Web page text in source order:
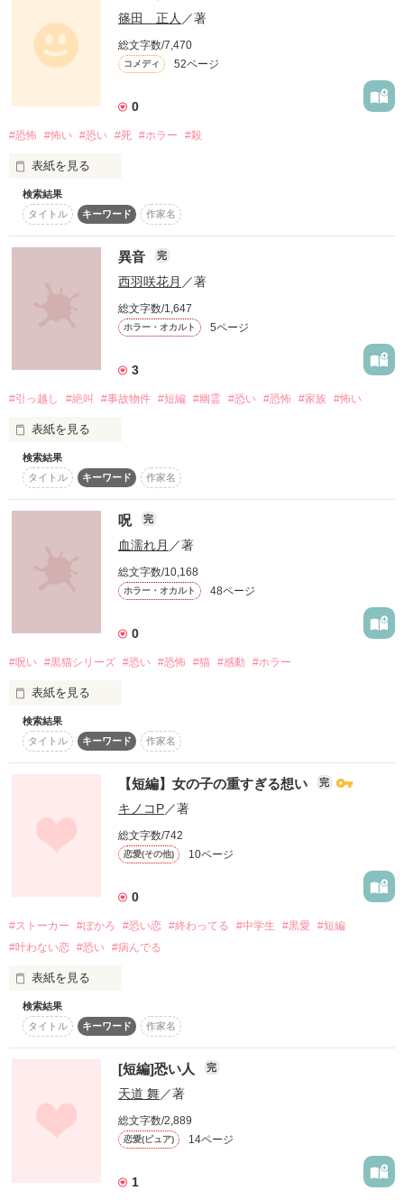
作品を読む
随時更新中 篠田 正人 ／著
総文字数/7,470
コメディ 52ページ
0
#恐怖 #怖い #恐い #死 #ホラー #殺
表紙を見る
東日本旅客鉄道が運営する鉄道路線なのだが
品川駅を基点に支部や新宿池袋駅を経由して北区の田端駅を結
ぶ全長２０．６ｋｍの鉄道路線の名称なのだが
まあ、それが史上最強って全くもって意味不明だとは思います
検索結果
タイトル
キーワード 作家名
異音 完
西羽咲花月 ／著
総文字数/1,647
ホラー・オカルト 5ページ
3
#引っ越し #絶叫 #事故物件 #短編 #幽霊 #恐い #恐怖 #家族 #怖い
表紙を見る
「異音」
その異音は何度引っ越しをしてもついてくる…
検索結果
タイトル
キーワード 作家名
呪 完
血濡れ月 ／著
総文字数/10,168
ホラー・オカルト 48ページ
0
#呪い #黒猫シリーズ #恐い #恐怖 #猫 #感動 #ホラー
表紙を見る
黒猫シリーズ
ジャンケン→剥ぎ取り屋→呪
今回は心霊系です(笑)。
グロい系はありませんが
夜中に読むと背筋に悪寒がはしる場合、私は一切責任はとりま
自己責任のもと
お読みください。
がランキング内にはいりました(笑)
黒猫シリーズ全てが一時期少しだけランキング内にはいりまし
た！皆様ありがとう！
検索結果
タイトル
キーワード 作家名
【短編】女の子の重すぎる想い 完
キノコP／著
総文字数/742
恋愛(その他) 10ページ
0
#ストーカー #ぼかろ #恐い恋 #終わってる #中学生 #黒愛
#短編
#叶わない恋 #恐い #病んでる
表紙を見る
ｷﾐのことがﾀﾞｲｽｷ!
ｷﾐはきずいていないかも
しれないけど
いろいろな情報を
検索結果
タイトル
キーワード 作家名
[短編]恐い人 完
天道 舞／著
総文字数/2,889
恋愛(ピュア) 14ページ
1